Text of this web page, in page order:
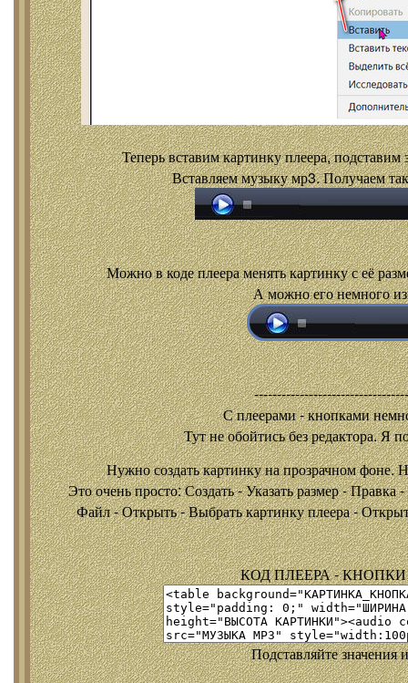
Теперь вставим картинку плеера, подставим
Вставляем музыку мр3. Получаем
Можно в коде плеера менять картинку с её
А можно его немного
С плеерами - кнопками
Тут не обойтись без редактора. Я
Нужно создать картинку на прозрачном фоне.
Это очень просто: Создать - Указать размер -
Файл - Открыть - Выбрать картинку плеера -
КОД ПЛЕЕРА - КНОПКИ
Подставляйте значения